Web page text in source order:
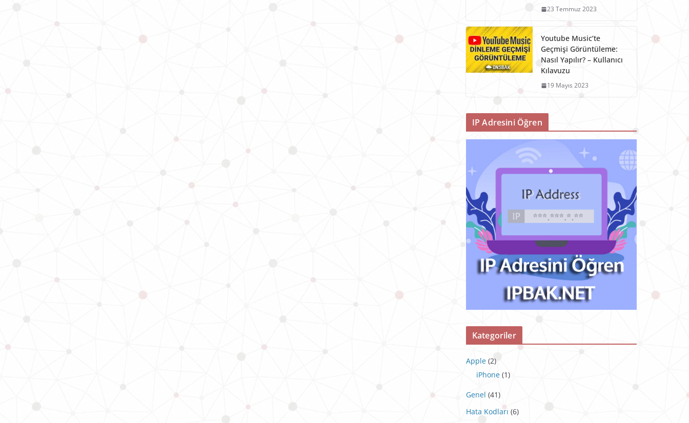
23 Temmuz 2023
Youtube Music’te
Geçmişi Görüntüleme:
Nasıl Yapılır? – Kullanıcı
Kılavuzu
19 Mayıs 2023
IP Adresini Öğren
Kategoriler
Apple (2)
iPhone (1)
Genel (41)
Hata Kodları (6)